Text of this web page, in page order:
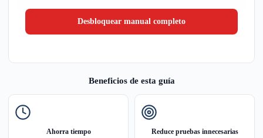
Desbloquear manual completo
Beneficios de esta guía
Ahorra tiempo Reduce pruebas innecesarias